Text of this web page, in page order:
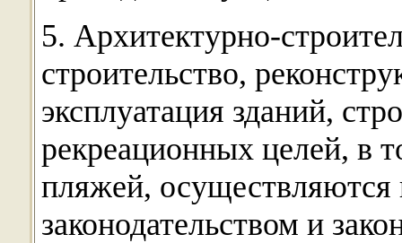
5. Архитектурно-
строительство,
эксплуатация зданий,
рекреационных целей, в
пляжей, осуществляются
законодательством и